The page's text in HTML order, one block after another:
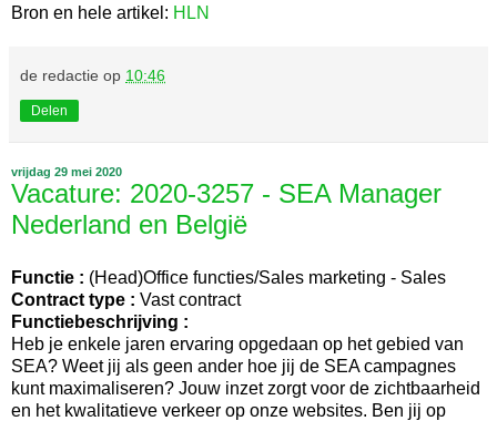
Bron en hele artikel: HLN
de redactie op 10:46
Delen
vrijdag 29 mei 2020
Vacature: 2020-3257 - SEA Manager
Nederland en België
Functie : (Head)Office functies/Sales marketing - Sales
Contract type : Vast contract
Functiebeschrijving :
Heb je enkele jaren ervaring opgedaan op het gebied van
SEA? Weet jij als geen ander hoe jij de SEA campagnes
kunt maximaliseren? Jouw inzet zorgt voor de zichtbaarheid
en het kwalitatieve verkeer op onze websites. Ben jij op